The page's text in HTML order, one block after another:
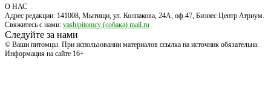
О НАС
Адрес редакции: 141008, Мытищи, ул. Колпакова, 24А, оф.47, Бизнес Центр Атриум.
Свяжитесь с нами: vashipitomcy (собака) mail.ru
Следуйте за нами
© Ваши питомцы. При использовании материалов ссылка на источник обязательна.
Информация на сайте 16+